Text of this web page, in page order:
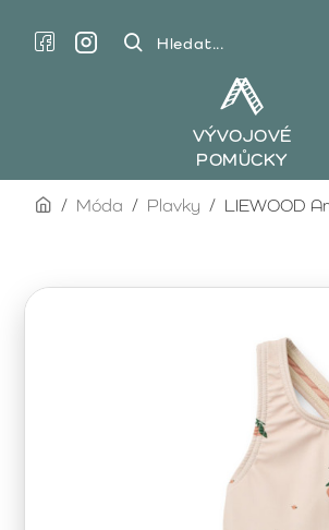
Hledat...
VÝVOJOVÉ
POMŮCKY
homeMóda Plavky LIEWOOD